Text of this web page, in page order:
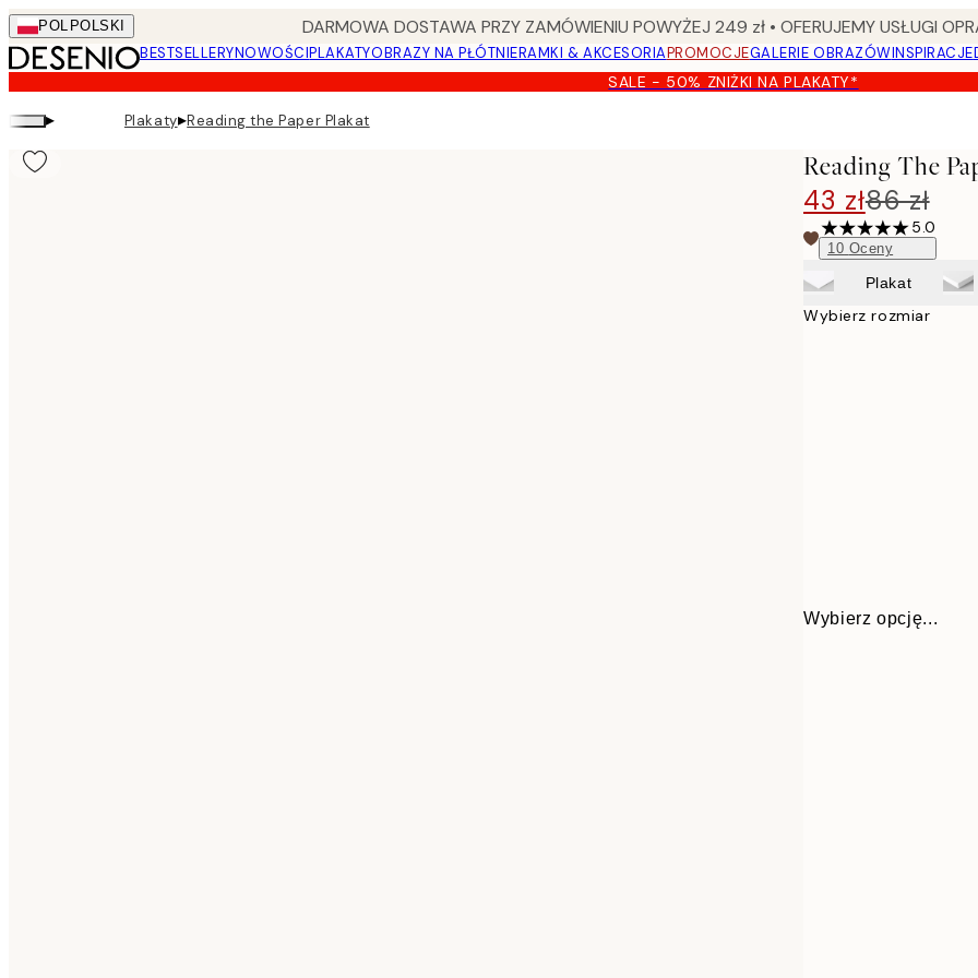
Skip
to
main
content.
POL POLSKI DARMOWA DOSTAWA PRZY ZAMÓWIENIU POWYŻEJ 249 zł • OFERUJEMY USŁUGI
BESTSELLERYNOWOŚCIPLAKATYOBRAZY NA PŁÓTNIERAMKI & AKCESORIAPROMOCJEGALERIE OBRAZÓWINSPIRACJE
SALE - 50% ZNIŻKI NA PLAKATY*
▸ Plakaty▸Reading the Paper Plakat
Reading The
43 zł86 zł
5.0
10 Oceny
Plakat
Wybierz rozmiar
Wybierz opcję...